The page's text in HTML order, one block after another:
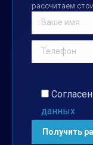
рассчитаем
данных